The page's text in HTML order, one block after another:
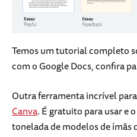
Temos um tutorial completo
com o Google Docs, confira
Outra ferramenta incrível
Canva. É gratuito para usar e
tonelada de modelos de ímãs